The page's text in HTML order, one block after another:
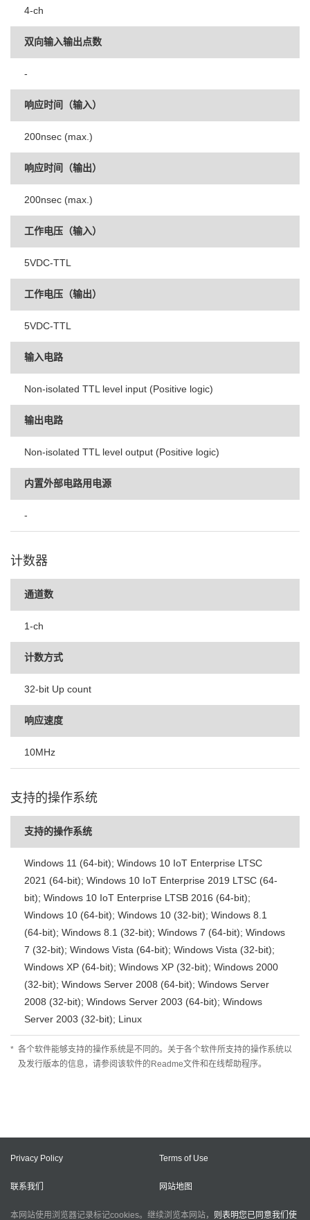
4-ch
双向输入输出点数
-
响应时间（输入）
200nsec (max.)
响应时间（输出）
200nsec (max.)
工作电压（输入）
5VDC-TTL
工作电压（输出）
5VDC-TTL
输入电路
Non-isolated TTL level input (Positive logic)
输出电路
Non-isolated TTL level output (Positive logic)
内置外部电路用电源
-
计数器
通道数
1-ch
计数方式
32-bit Up count
响应速度
10MHz
支持的操作系统
支持的操作系统
Windows 11 (64-bit); Windows 10 IoT Enterprise LTSC
2021 (64-bit); Windows 10 IoT Enterprise 2019 LTSC (64-
bit); Windows 10 IoT Enterprise LTSB 2016 (64-bit);
Windows 10 (64-bit); Windows 10 (32-bit); Windows 8.1
(64-bit); Windows 8.1 (32-bit); Windows 7 (64-bit); Windows
7 (32-bit); Windows Vista (64-bit); Windows Vista (32-bit);
Windows XP (64-bit); Windows XP (32-bit); Windows 2000
(32-bit); Windows Server 2008 (64-bit); Windows Server
2008 (32-bit); Windows Server 2003 (64-bit); Windows
Server 2003 (32-bit); Linux
* 各个软件能够支持的操作系统是不同的。关于各个软件所支持的操作系统以
及发行版本的信息，请参阅该软件的Readme文件和在线帮助程序。
Privacy Policy Terms of Use
联系我们 网站地图
本网站使用浏览器记录标记cookies。继续浏览本网站， 则表明您已同意我们使